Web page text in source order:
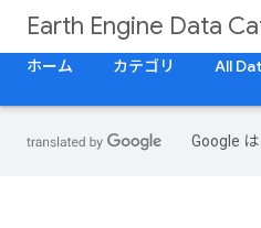
Earth Engine Data
ホーム
カテゴリ All
Google